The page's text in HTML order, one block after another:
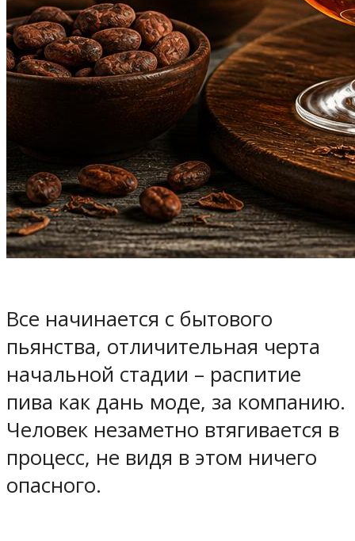
Все начинается с бытового
пьянства, отличительная черта
начальной стадии – распитие
пива как дань моде, за компанию.
Человек незаметно втягивается в
процесс, не видя в этом ничего
опасного.